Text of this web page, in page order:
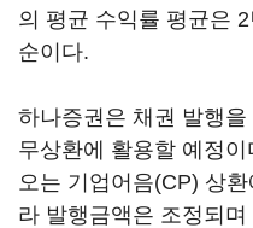
의 평균 수익률 평균은
순이다.
하나증권은 채권 발행
무상환에 활용할 예정
오는 기업어음(CP) 상
라 발행금액은 조정되